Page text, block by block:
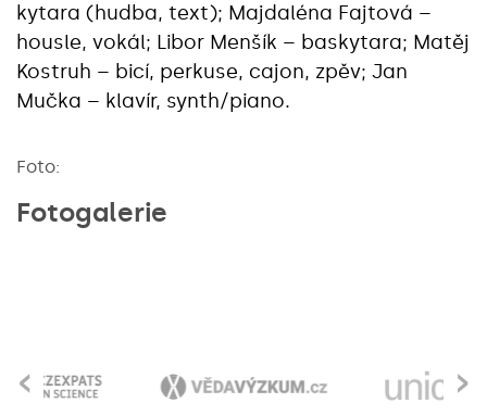
kytara (hudba, text); Majdaléna Fajtová –
housle, vokál; Libor Menšík – baskytara; Matěj
Kostruh – bicí, perkuse, cajon, zpěv; Jan
Mučka – klavír, synth/piano.
Foto:
Fotogalerie
›
‹